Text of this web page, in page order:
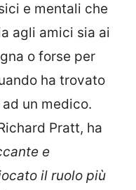
e mentali che
agli amici sia ai
o forse per
ha trovato
un medico.
Pratt, ha
e
il ruolo più